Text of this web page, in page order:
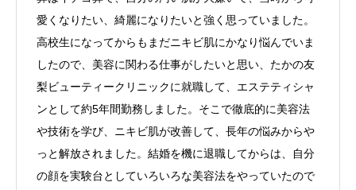
愛くなりたい、綺麗になりたいと強く思っていました。
高校生になってからもまだニキビ肌にかなり悩んでいま
したので、美容に関わる仕事がしたいと思い、たかの友
梨ビューティークリニックに就職して、エステティシャ
ンとして約5年間勤務しました。そこで徹底的に美容法
や技術を学び、ニキビ肌が改善して、長年の悩みからや
っと解放されました。結婚を機に退職してからは、自分
の顔を実験台としていろいろな美容法をやっていたので